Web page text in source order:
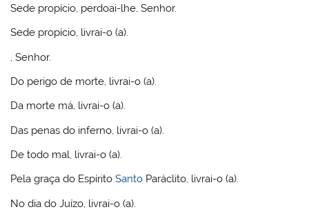
Sede propício, perdoai-lhe, Senhor.
Sede propício, livrai-o (a).
, Senhor.
Do perigo de morte, livrai-o (a).
Da morte má, livrai-o (a).
Das penas do inferno, livrai-o (a).
De todo mal, livrai-o (a).
Pela graça do EspíritoSanto Paráclito, livrai-o (a).
No dia do Juízo, livrai-o (a).